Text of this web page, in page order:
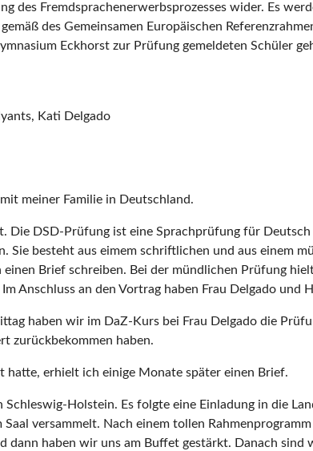
des Fremdsprachenerwerbsprozesses wider. Es
des Gemeinsamen Europäischen
Eckhorst zur Prüfung gemeldeten Schüler
Kati Delgado
meiner Familie in Deutschland.
Die DSD-Prüfung ist eine Sprachprüfung für
besteht aus eimem schriftlichen und aus einem
Brief schreiben. Bei der mündlichen Prüfung
Anschluss an den Vortrag haben Frau Delgado und
haben wir im DaZ-Kurs bei Frau Delgado die
zurückbekommen haben.
hatte, erhielt ich einige Monate später einen Brief.
Holstein. Es folgte eine Einladung in die
versammelt. Nach einem tollen
haben wir uns am Buffet gestärkt. Danach sind